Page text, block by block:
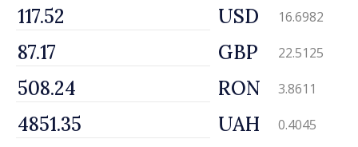
USD 16.6982
GBP 22.5125
RON 3.8611
UAH 0.4045